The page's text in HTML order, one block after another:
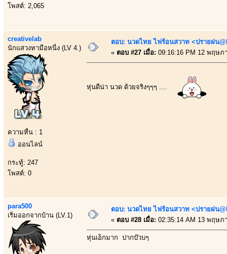
โพสต์: 2,065
creativelab
นักแสวงหามือหนี่ง (LV 4.)
ความหื่น : 1
ออนไลน์
กระทู้: 247
โพสต์: 0
ตอบ: นวดไทย ไฟร้อนสวาท <ปรายฝน
« ตอบ #27 เมื่อ: 09:16:16 PM 12 พฤษภ
หุ่นดีน่า นวด ด้วยจริงๆๆๆ ....
para500
เริ่มออกจากบ้าน (LV.1)
ตอบ: นวดไทย ไฟร้อนสวาท <ปรายฝน
« ตอบ #28 เมื่อ: 02:35:14 AM 13 พฤษภ
หุ่นเอ็กมาก ปากบ๊วบๆ